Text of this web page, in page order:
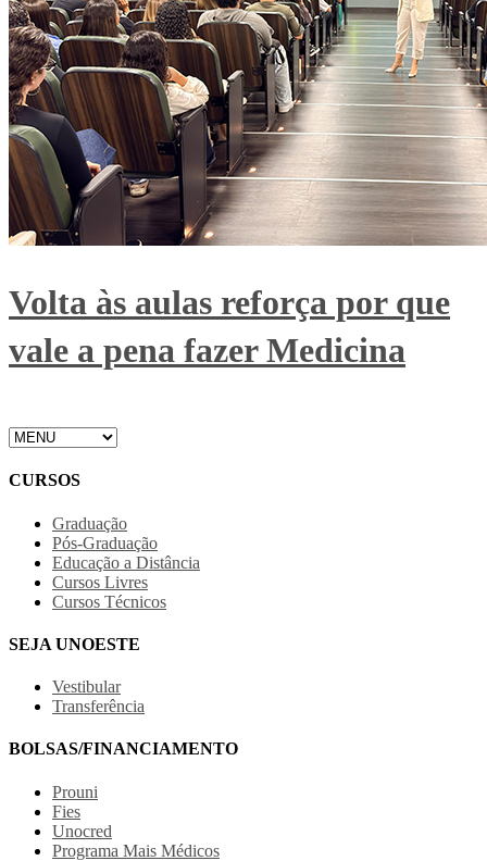
Volta às aulas reforça por que
vale a pena fazer Medicina
CURSOS
Graduação
Pós-Graduação
Educação a Distância
Cursos Livres
Cursos Técnicos
SEJA UNOESTE
Vestibular
Transferência
BOLSAS/FINANCIAMENTO
Prouni
Fies
Unocred
Programa Mais Médicos